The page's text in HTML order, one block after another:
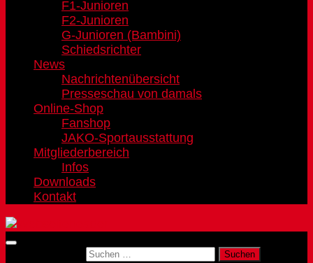
F1-Junioren
F2-Junioren
G-Junioren (Bambini)
Schiedsrichter
News
Nachrichtenübersicht
Presseschau von damals
Online-Shop
Fanshop
JAKO-Sportausstattung
Mitgliederbereich
Infos
Downloads
Kontakt